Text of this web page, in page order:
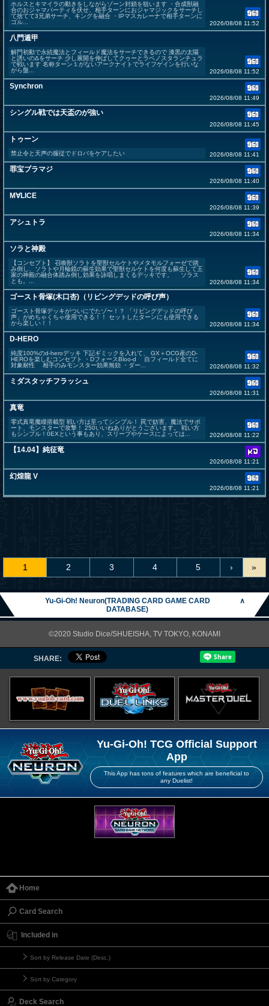
ホルスとキマイラの動きをしながらゾーン封鎖を狙います ・合成獣融
合のおジャマパーティを伏せ、相手ターンにおジャマジックをサーチし
て捨てて3兄弟サーチ、キングを融合 ・IPマスカレーナで相手ターンに
ゴル...
2026/08/08 11:52
八門遁甲
解門初動で永続魔法とフィールド魔法をサーチできるので 漆黒の太陽
と誘いのΔをサーチ 少し展開を伸ばしてクゥーとラベノスタランチュラ
で戦います 名称ターン１がないアークナイトでライフゲインを行いな
がら盤...
2026/08/08 11:52
Synchron
2026/08/08 11:49
シングル戦では天盃のが強い
2026/08/08 11:45
トゥーン
禁止令と天声の服従でドロバをケアしたい 2026/08/08 11:41
罪宝ブラマジ
2026/08/08 11:40
M∀LICE
2026/08/08 11:39
アシュトラ
2026/08/08 11:34
ソラと神殿
【コンセプト】 召喚獣ソラトを聖獣セルケトやメタモルフォーゼで踏
み倒し、ソラトや月輪鏡の蘇生効果で聖獣セルケトを何度も蘇生して王
家の神殿の融合体踏み倒し効果を詠唱しまくるデッキです。 ソラス
とも。...
2026/08/08 11:34
ゴースト骨塚(木口杏)（リビングデッドの呼び声）
ゴースト骨塚デッキがついにでたゾ〜！？ 「リビングデッドの呼び
声」がめちゃくちゃ使用できる！！ セットしたターンにも使用できる
から楽しい！！
2026/08/08 11:34
D-HERO
純度100%のd-heroデッキ 下記ギミックを入れて、 GX＋OCG産のD-
HEROを楽しむコンセプト ・DフォースBloo-d 自フィールド全てに
対象耐性 相手のみモンスター効果無効 ・ダー...
2026/08/08 11:32
ミダスタッチフラッシュ
2026/08/08 11:31
真竜
零式真竜魔瞳搭載型 戦い方は至ってシンプル！ 罠で妨害、魔法でサポ
ート、モンスターで攻撃！ 250いいねありがとうございます。 戦い方
もシンプル！0EXという事もあり、スリーブやケースによっては...
2026/08/08 11:22
【14.04】純征竜
2026/08/08 11:21
幻煌龍 V
2026/08/08 11:21
1 2 3 4 5 › »
Yu-Gi-Oh! Neuron(TRADING CARD GAME CARD
DATABASE)
∧
©2020 Studio Dice/SHUEISHA, TV TOKYO, KONAMI
SHARE:
Yu-Gi-Oh! TCG Official Support
App
This App has tons of features which are beneficial to
any Duelist!
Home
Card Search
Included in
Sort by Release Date (Desc.)
Sort by Category
Deck Search